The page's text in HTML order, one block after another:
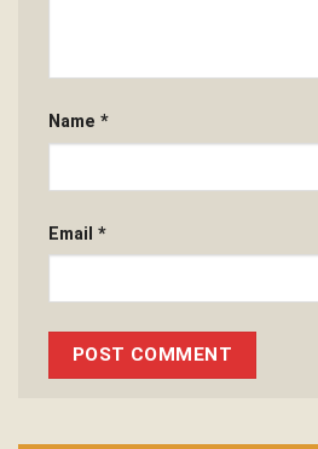
Name *
Email *